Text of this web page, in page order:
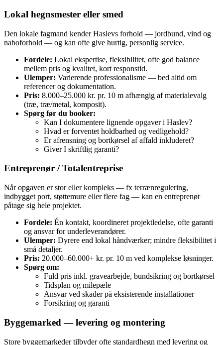
Lokal hegnsmester eller smed
Den lokale fagmand kender Haslevs forhold — jordbund, vind og
naboforhold — og kan ofte give hurtig, personlig service.
Fordele: Lokal ekspertise, fleksibilitet, ofte god balance
mellem pris og kvalitet, kort responstid.
Ulemper: Varierende professionalisme — bed altid om
referencer og dokumentation.
Pris: 8.000–25.000 kr. pr. 10 m afhængig af materialevalg
(træ, træ/metal, komposit).
Spørg før du booker:
Kan I dokumentere lignende opgaver i Haslev?
Hvad er forventet holdbarhed og vedligehold?
Er afrensning og bortkørsel af affald inkluderet?
Giver I skriftlig garanti?
Entreprenør / Totalentreprise
Når opgaven er stor eller kompleks — fx terrænregulering,
indbygget port, støttemure eller flere fag — kan en entreprenør
påtage sig hele projektet.
Fordele: Én kontakt, koordineret projektledelse, ofte garanti
og ansvar for underleverandører.
Ulemper: Dyrere end lokal håndværker; mindre fleksibilitet i
små detaljer.
Pris: 20.000–60.000+ kr. pr. 10 m ved komplekse løsninger.
Spørg om:
Fuld pris inkl. gravearbejde, bundsikring og bortkørsel
Tidsplan og milepæle
Ansvar ved skader på eksisterende installationer
Forsikring og garanti
Byggemarked — levering og montering
Store byggemarkeder tilbyder ofte standardhegn med levering og